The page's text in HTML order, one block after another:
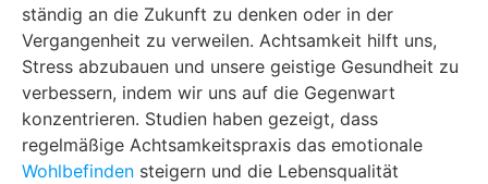
ständig an die Zukunft zu denken oder in der
Vergangenheit zu verweilen. Achtsamkeit hilft uns,
Stress abzubauen und unsere geistige Gesundheit zu
verbessern, indem wir uns auf die Gegenwart
konzentrieren. Studien haben gezeigt, dass
regelmäßige Achtsamkeitspraxis das emotionale
Wohlbefinden steigern und die Lebensqualität